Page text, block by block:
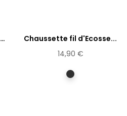
Chaussette fil d'Ecosse...
14,90 €
anthracite